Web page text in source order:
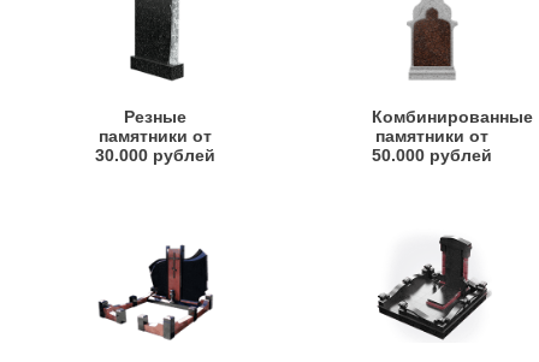
Резные
памятники от
30.000 рублей
Комбинированные
памятники от
50.000 рублей